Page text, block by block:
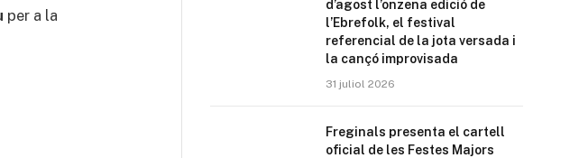
per a la
d’agost l’onzena edició de
l’Ebrefolk, el festival
referencial de la jota versada i
la cançó improvisada
31 juliol 2026
Freginals presenta el cartell
oficial de les Festes Majors